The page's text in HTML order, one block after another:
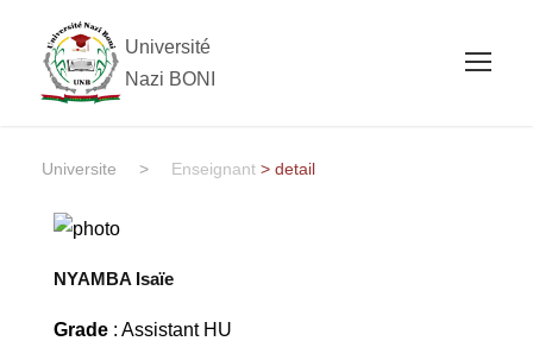
Université
Nazi BONI
Universite > Enseignant > detail
NYAMBA Isaïe
Grade: Assistant HU